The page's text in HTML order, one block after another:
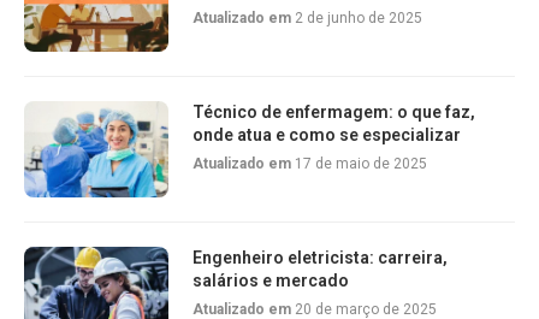
Atualizado em 2 de junho de 2025
Técnico de enfermagem: o que faz,
onde atua e como se especializar
Atualizado em 17 de maio de 2025
Engenheiro eletricista: carreira,
salários e mercado
Atualizado em 20 de março de 2025